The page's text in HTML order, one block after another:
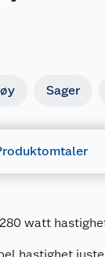
Sager
watt